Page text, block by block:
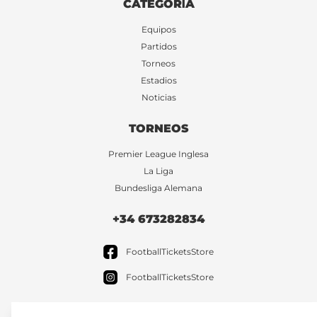
CATEGORÍA
Equipos
Partidos
Torneos
Estadios
Noticias
TORNEOS
Premier League Inglesa
La Liga
Bundesliga Alemana
+34 673282834
FootballTicketsStore
FootballTicketsStore